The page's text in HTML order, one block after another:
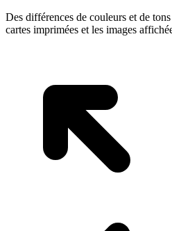
Des différences de couleurs et de
cartes imprimées et les images